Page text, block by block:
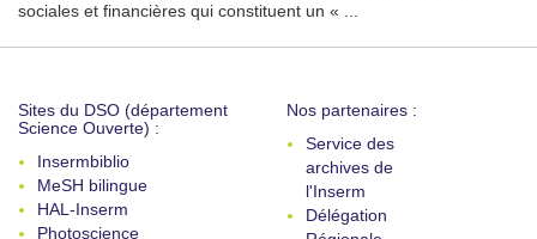
sociales et financières qui constituent un « ...
Sites du DSO (département
Science Ouverte) :
Insermbiblio
MeSH bilingue
HAL-Inserm
Photoscience
Nos partenaires :
Service des
archives de
l'Inserm
Délégation